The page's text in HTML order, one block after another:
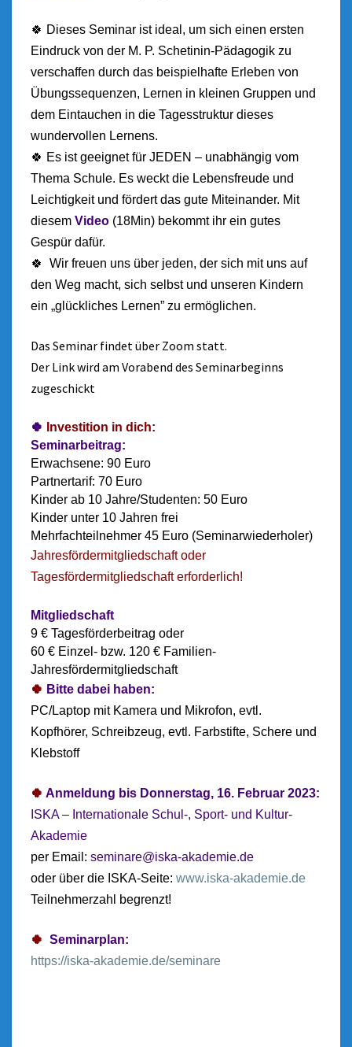
🍀 Dieses Seminar ist ideal, um sich einen ersten
Eindruck von der M. P. Schetinin-Pädagogik zu
verschaffen durch das beispielhafte Erleben von
Übungssequenzen, Lernen in kleinen Gruppen und
dem Eintauchen in die Tagesstruktur dieses
wundervollen Lernens.
🍀 Es ist geeignet für JEDEN – unabhängig vom
Thema Schule. Es weckt die Lebensfreude und
Leichtigkeit und fördert das gute Miteinander. Mit
diesem Video (18Min) bekommt ihr ein gutes
Gespür dafür.
🍀 Wir freuen uns über jeden, der sich mit uns auf
den Weg macht, sich selbst und unseren Kindern
ein „glückliches Lernen” zu ermöglichen.
Das Seminar findet über Zoom statt.
Der Link wird am Vorabend des Seminarbeginns
zugeschickt
🍀
Investition in dich:
Seminarbeitrag:
Erwachsene: 90 Euro
Partnertarif: 70 Euro
Kinder ab 10 Jahre/Studenten: 50 Euro
Kinder unter 10 Jahren frei
Mehrfachteilnehmer 45 Euro (Seminarwiederholer)
Jahresfördermitgliedschaft oder
Tagesfördermitgliedschaft erforderlich!
Mitgliedschaft
9 € Tagesförderbeitrag oder
60 € Einzel- bzw. 120 € Familien-
Jahresfördermitgliedschaft
🍀 Bitte dabei haben:
PC/Laptop mit Kamera und Mikrofon, evtl.
Kopfhörer, Schreibzeug, evtl. Farbstifte, Schere und
Klebstoff
🍀 Anmeldung bis Donnerstag, 16. Februar 2023:
ISKA – Internationale Schul-, Sport- und Kultur-
Akademie
per Email: seminare@iska-akademie.de
oder über die ISKA-Seite: www.iska-akademie.de
Teilnehmerzahl begrenzt!
🍀 Seminarplan:
https://iska-akademie.de/seminare